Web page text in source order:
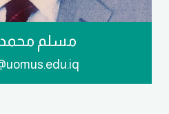
مسلم محمد